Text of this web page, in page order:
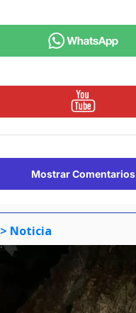
Mostrar Comentarios
> Noticia